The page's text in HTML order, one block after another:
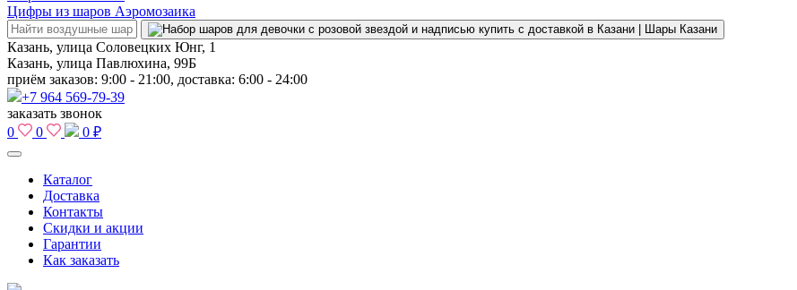
Цифры из шаров Аэромозаика
Казань, улица Соловецких Юнг, 1
Казань, улица Павлюхина, 99Б
приём заказов: 9:00 - 21:00, доставка: 6:00 - 24:00
+7 964 569-79-39
заказать звонок
0
0 0 ₽
Каталог
Доставка
Контакты
Скидки и акции
Гарантии
Как заказать